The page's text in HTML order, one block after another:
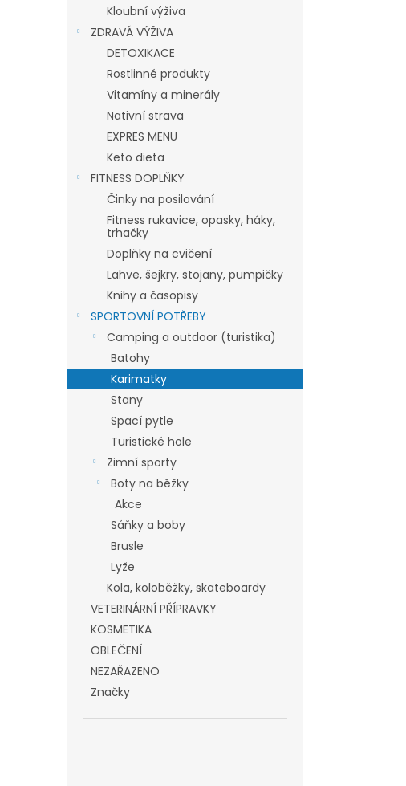
Kloubní výživa
ZDRAVÁ VÝŽIVA
DETOXIKACE
Rostlinné produkty
Vitamíny a minerály
Nativní strava
EXPRES MENU
Keto dieta
FITNESS DOPLŇKY
Činky na posilování
Fitness rukavice, opasky, háky,
trhačky
Doplňky na cvičení
Lahve, šejkry, stojany, pumpičky
Knihy a časopisy
SPORTOVNÍ POTŘEBY
Camping a outdoor (turistika)
Batohy
Karimatky
Stany
Spací pytle
Turistické hole
Zimní sporty
Boty na běžky
Akce
Sáňky a boby
Brusle
Lyže
Kola, koloběžky, skateboardy
VETERINÁRNÍ PŘÍPRAVKY
KOSMETIKA
OBLEČENÍ
NEZAŘAZENO
Značky